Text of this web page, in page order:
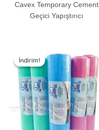
Cavex Temporary Cement
Geçici Yapıştırıcı
İndirim!
İndirim!